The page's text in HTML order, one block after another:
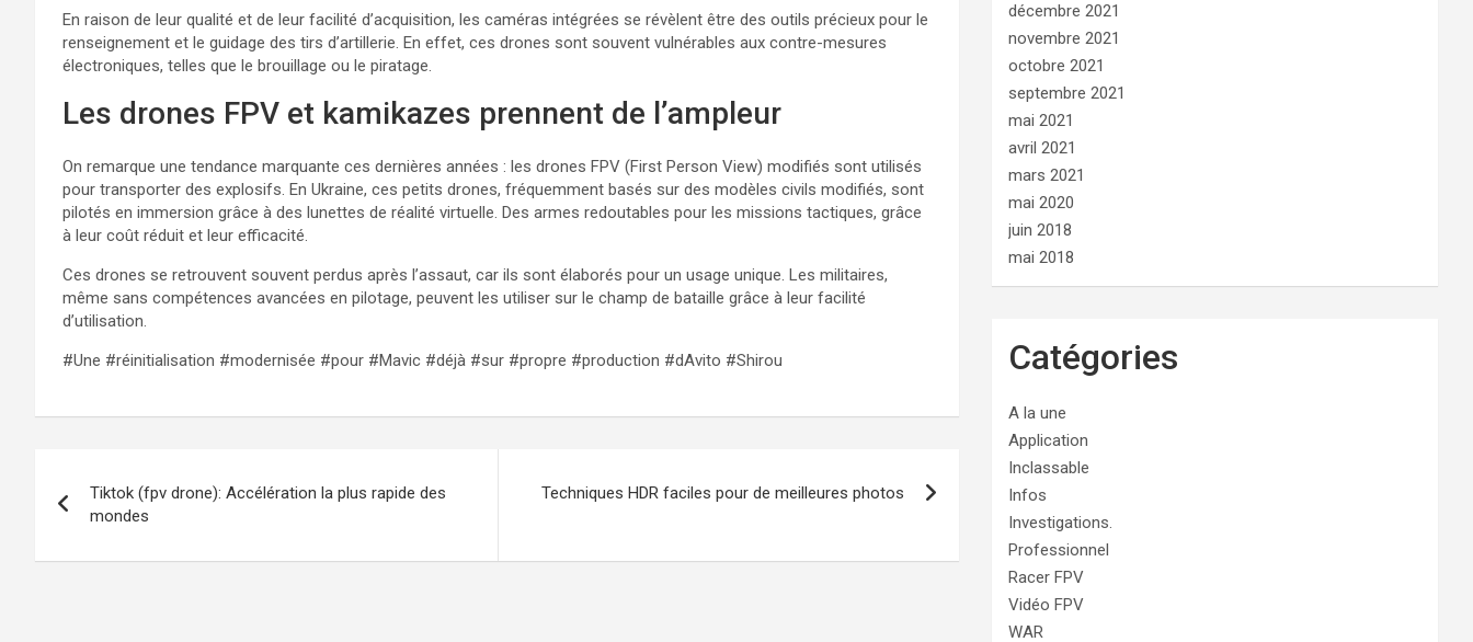
En raison de leur qualité et de leur facilité d’acquisition, les caméras intégrées se révèlent être des outils précieux pour le
renseignement et le guidage des tirs d’artillerie. En effet, ces drones sont souvent vulnérables aux contre-mesures
électroniques, telles que le brouillage ou le piratage.
Les drones FPV et kamikazes prennent de l’ampleur
On remarque une tendance marquante ces dernières années : les drones FPV (First Person View) modifiés sont utilisés
pour transporter des explosifs. En Ukraine, ces petits drones, fréquemment basés sur des modèles civils modifiés, sont
pilotés en immersion grâce à des lunettes de réalité virtuelle. Des armes redoutables pour les missions tactiques, grâce
à leur coût réduit et leur efficacité.
Ces drones se retrouvent souvent perdus après l’assaut, car ils sont élaborés pour un usage unique. Les militaires,
même sans compétences avancées en pilotage, peuvent les utiliser sur le champ de bataille grâce à leur facilité
d’utilisation.
#Une #réinitialisation #modernisée #pour #Mavic #déjà #sur #propre #production #dAvito #Shirou
de
l’article
Tiktok (fpv drone): Accélération la plus rapide des
mondes
Techniques HDR faciles pour de meilleures photos
décembre 2021
novembre 2021
octobre 2021
septembre 2021
mai 2021
avril 2021
mars 2021
mai 2020
juin 2018
mai 2018
Catégories
A la une
Application
Inclassable
Infos
Investigations.
Professionnel
Racer FPV
Vidéo FPV
WAR